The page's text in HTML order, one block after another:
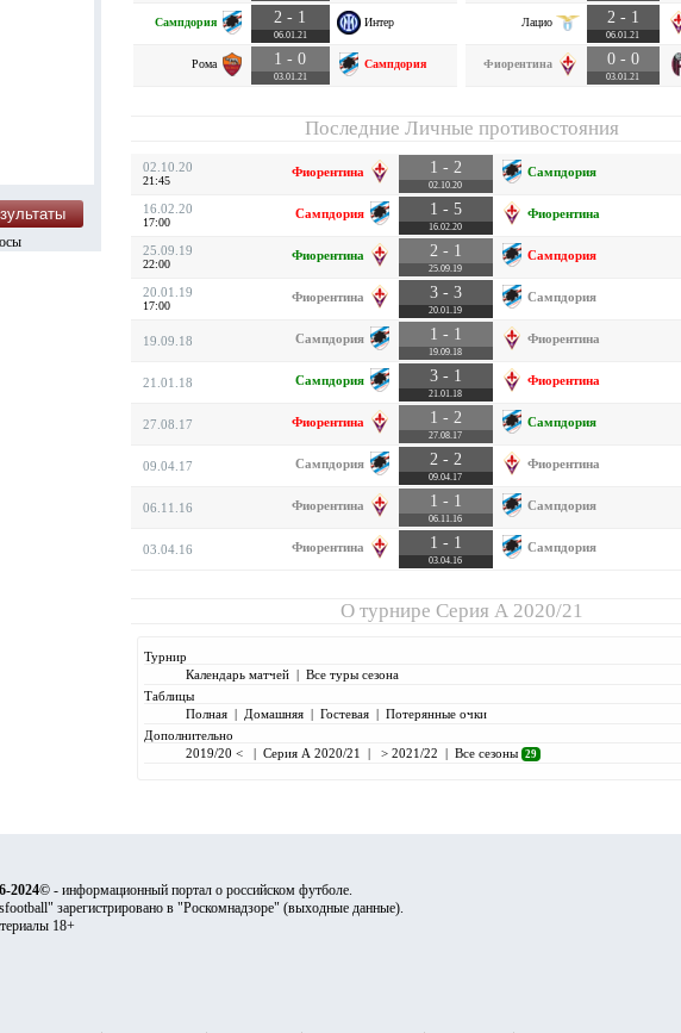
Сампдория 2 - 1
06.01.21
Интер
Рома 1 - 0
03.01.21
Сампдория
Лацио 2 - 1
06.01.21
Фиорентина 0 - 0
03.01.21
Последние Личные противостояния
02.10.20
21:45
Фиорентина 1 - 2
02.10.20
Сампдория
16.02.20
17:00
Сампдория 1 - 5
16.02.20
Фиорентина
25.09.19
22:00
Фиорентина 2 - 1
25.09.19
Сампдория
20.01.19
17:00
Фиорентина 3 - 3
20.01.19
Сампдория
19.09.18 Сампдория 1 - 1
19.09.18
Фиорентина
21.01.18 Сампдория 3 - 1
21.01.18
Фиорентина
27.08.17 Фиорентина 1 - 2
27.08.17
Сампдория
09.04.17 Сампдория 2 - 2
09.04.17
Фиорентина
06.11.16 Фиорентина 1 - 1
06.11.16
Сампдория
03.04.16 Фиорентина 1 - 1
03.04.16
Сампдория
О турнире Серия А 2020/21
Турнир
Календарь матчей| Все туры сезона
Таблицы
Полная| Домашняя| Гостевая| Потерянные очки
Дополнительно
2019/20 <
| Серия А 2020/21 | > 2021/22 | Все сезоны 29
2024© - информационный портал о российском футболе.
зарегистрировано в "Роскомнадзоре" (выходные данные).
18+